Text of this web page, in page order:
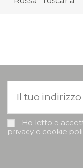
Ho letto e
privacy e cookie